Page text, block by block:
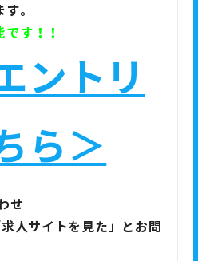
。
す！！
ントリ
ら＞
せ
人サイトを見た」とお問